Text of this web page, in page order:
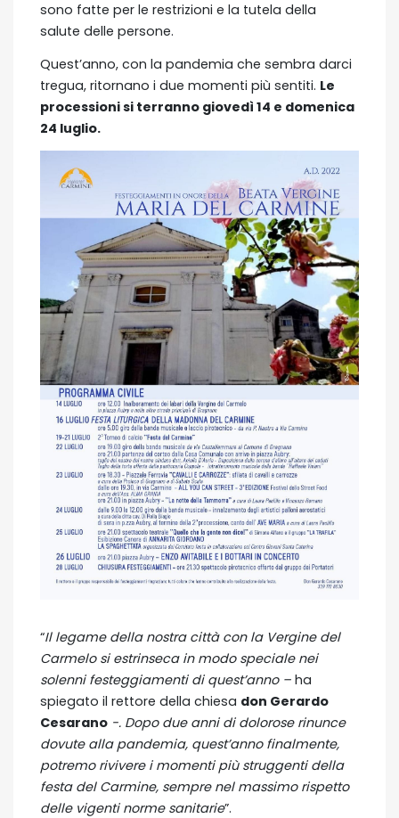
sono fatte per le restrizioni e la tutela della
salute delle persone.
Quest’anno, con la pandemia che sembra darci
tregua, ritornano i due momenti più sentiti. Le
processioni si terranno giovedì 14 e domenica
24 luglio.
“Il legame della nostra città con la Vergine del
Carmelo si estrinseca in modo speciale nei
solenni festeggiamenti di quest’anno – ha
spiegato il rettore della chiesa don Gerardo
Cesarano -. Dopo due anni di dolorose rinunce
dovute alla pandemia, quest’anno finalmente,
potremo rivivere i momenti più struggenti della
festa del Carmine, sempre nel massimo rispetto
delle vigenti norme sanitarie”.